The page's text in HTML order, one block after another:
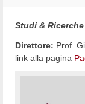
Studi &
Direttore: Prof.
link alla pagina